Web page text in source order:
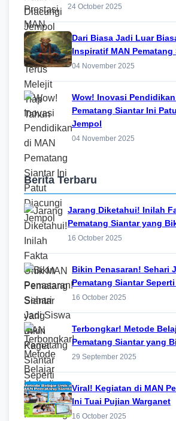
24 October 2025
Dari Biasa Jadi Luar
Inspiratif MAN Pematang
04 November 2025
Wow! Inovasi
Pematang Siantar Ini
Jempol
04 November 2025
Berita Terbaru
Jarang Diketahui! Inilah
Pematang Siantar yang
16 October 2025
Bikin Penasaran! Sehari
Pematang Siantar
16 October 2025
Terbongkar! Metode
Pematang Siantar yang
29 September 2025
Viral! Kegiatan di MAN
Ini Tuai Pujian Warganet
16 October 2025